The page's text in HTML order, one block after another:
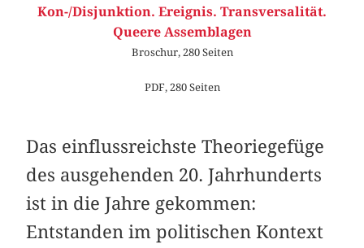
Kon-/Disjunktion. Ereignis. Transversalität.
Queere Assemblagen
Broschur, 280 Seiten
PDF, 280 Seiten
Das einflussreichste Theoriegefüge
des ausgehenden 20. Jahrhunderts
ist in die Jahre gekommen:
Entstanden im politischen Kontext